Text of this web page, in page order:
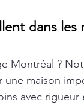
dans
Montréal ?
maison
avec rigueur